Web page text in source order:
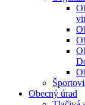
Obecný úrad